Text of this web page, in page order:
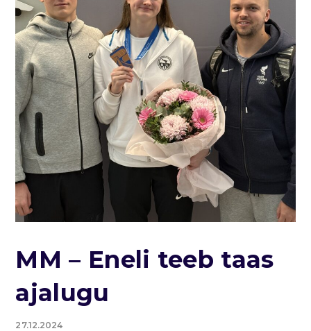
MM – Eneli teeb taas
ajalugu
27.12.2024